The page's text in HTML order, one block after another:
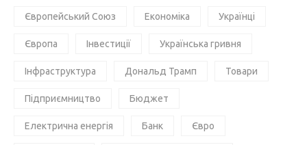
Європейський Союз Економіка Українці
Європа Інвестиції Українська гривня
Інфраструктура Дональд Трамп Товари
Підприємництво Бюджет
Електрична енергія Банк Євро